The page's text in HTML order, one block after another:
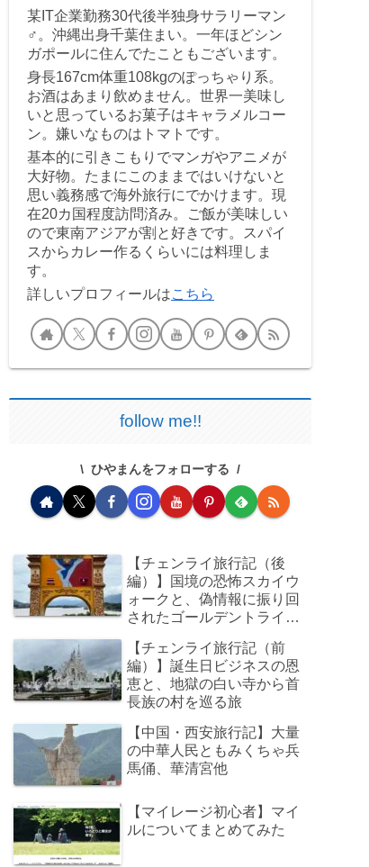
某IT企業勤務30代後半独身サラリーマン
♂。沖縄出身千葉住まい。一年ほどシン
ガポールに住んでたこともございます。
身長167cm体重108kgのぽっちゃり系。
お酒はあまり飲めません。世界一美味し
いと思っているお菓子はキャラメルコー
ン。嫌いなものはトマトです。
基本的に引きこもりでマンガやアニメが
大好物。たまにこのままではいけないと
思い義務感で海外旅行にでかけます。現
在20カ国程度訪問済み。ご飯が美味しい
ので東南アジアが割と好きです。スパイ
スからカレー作るくらいには料理しま
す。
詳しいプロフィールはこちら
follow me!!
ひやまんをフォローする
【チェンライ旅行記（後
編）】国境の恐怖スカイウ
ォークと、偽情報に振り回
されたゴールデントライア
ネスクラスで足元の狭さに
咽び泣く旅
【チェンライ旅行記（前
編）】誕生日ビジネスの恩
恵と、地獄の白い寺から首
長族の村を巡る旅
【中国・西安旅行記】大量
の中華人民ともみくちゃ兵
馬俑、華清宮他
【マイレージ初心者】マイ
ルについてまとめてみた